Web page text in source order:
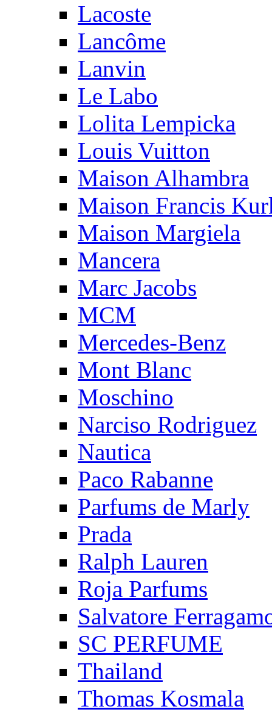
Lacoste
Lancôme
Lanvin
Le Labo
Lolita Lempicka
Louis Vuitton
Maison Alhambra
Maison Francis
Maison Margiela
Mancera
Marc Jacobs
MCM
Mercedes-Benz
Mont Blanc
Moschino
Narciso Rodriguez
Nautica
Paco Rabanne
Parfums de Marly
Prada
Ralph Lauren
Roja Parfums
Salvatore
SC PERFUME
Thailand
Thomas Kosmala